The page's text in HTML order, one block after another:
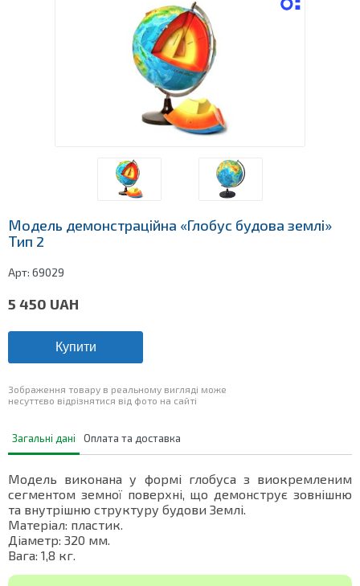
Модель демонстраційна «Глобус будова землі»
Тип 2
Арт: 69029
5 450 UAH
Купити
Зображення товару в реальному вигляді може
несуттєво відрізнятися від фото на сайті
Загальні дані Оплата та доставка
Модель виконана у формі глобуса з виокремленим
сегментом земної поверхні, що демонструє зовнішню
та внутрішню структуру будови Землі.
Матеріал: пластик.
Діаметр: 320 мм.
Вага: 1,8 кг.